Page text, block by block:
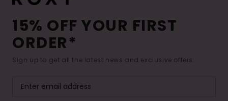
15% OFF YOUR FIRST
ORDER*
Sign up to get all the latest news and exclusive offers.